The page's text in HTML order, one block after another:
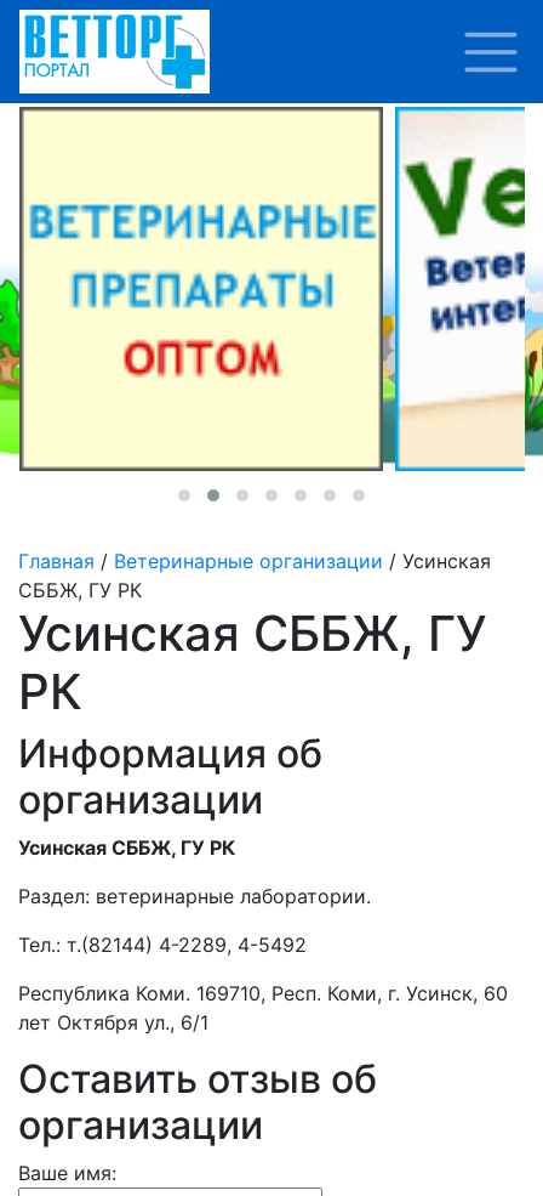
Главная / Ветеринарные организации / Усинская
СББЖ, ГУ РК
Усинская СББЖ, ГУ
РК
Информация об
организации
Усинская СББЖ, ГУ РК
Раздел: ветеринарные лаборатории.
Тел.: т.(82144) 4-2289, 4-5492
Республика Коми. 169710, Респ. Коми, г. Усинск, 60
лет Октября ул., 6/1
Оставить отзыв об
организации
Ваше имя: